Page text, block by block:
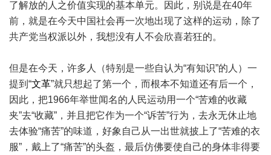
了解放的人之价值实现的基本单元。因此，别说是在40年
前，就是在今天中国社会再一次地出现了这样的运动，除了
共产党当权派以外，我想没有人不会欣喜若狂的。
但是在今天，许多人（特别是一些自认为“有知识”的人）一
提到“文革”就只想起了第一个，而根本不知道还有后一个，
因此，把1966年举世闻名的人民运动用一个“苦难的收藏
夹”去“收藏”，并且把它作为一个“诉苦”行为，去永无休止地
去体验“痛苦”的味道，好象自己从一出世就披上了“苦难的衣
服”，戴上了“痛苦”的头盔，最后仿佛要使自己的身体非得要